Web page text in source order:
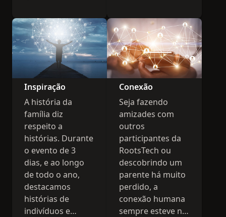
palavras, temos
algo você!
Inspiração
A história da
família diz
respeito a
histórias. Durante
o evento de 3
dias, e ao longo
de todo o ano,
destacamos
histórias de
indivíduos e
Conexão
Seja fazendo
amizades com
outros
participantes da
RootsTech ou
descobrindo um
parente há muito
perdido, a
conexão humana
sempre esteve na